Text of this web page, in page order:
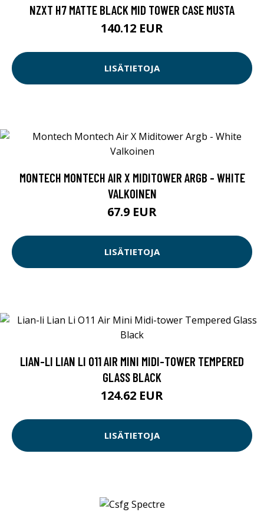
NZXT H7 MATTE BLACK MID TOWER CASE MUSTA
140.12 EUR
LISÄTIETOJA
MONTECH MONTECH AIR X MIDITOWER ARGB - WHITE
VALKOINEN
67.9 EUR
LISÄTIETOJA
LIAN-LI LIAN LI O11 AIR MINI MIDI-TOWER TEMPERED
GLASS BLACK
124.62 EUR
LISÄTIETOJA